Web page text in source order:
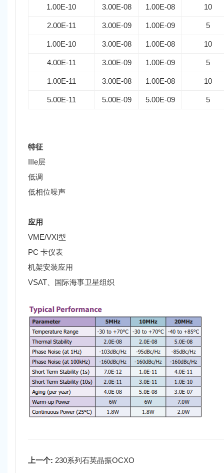
1.00E-10 3.00E-08 1.00E-08 10
2.00E-11 3.00E-09 1.00E-09 5
1.00E-10 3.00E-08 1.00E-08 10
4.00E-11 3.00E-09 1.00E-09 5
1.00E-11 3.00E-08 1.00E-08 10
5.00E-11 5.00E-09 5.00E-09 5
特征
IIIe层
低调
低相位噪声
应用
VME/VXI型
PC 卡仪表
机架安装应用
VSAT、国际海事卫星组织
上一个: 230系列石英晶振OCXO